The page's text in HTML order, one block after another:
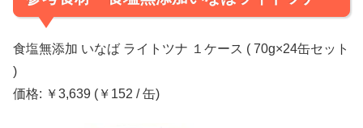
食塩無添加 いなば ライトツナ １ケース ( 70g×24缶セット
)
価格: ￥3,639 (￥152 / 缶)